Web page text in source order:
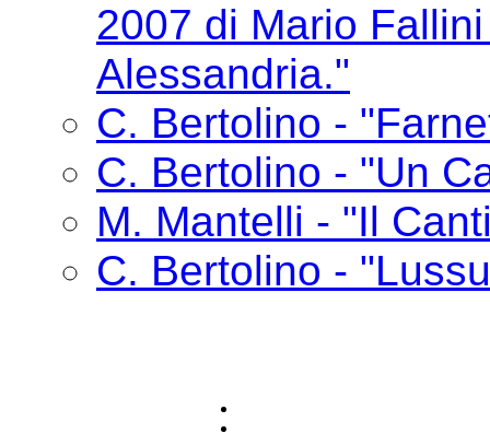
2007 di Mario
Alessandria."
C. Bertolino -
C. Bertolino - "Un
M. Mantelli - "Il
C. Bertolino -